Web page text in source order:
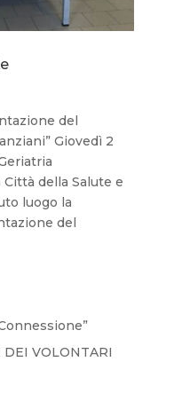
del
Giovedì 2
della Salute e
luogo la
del
VOLONTARI